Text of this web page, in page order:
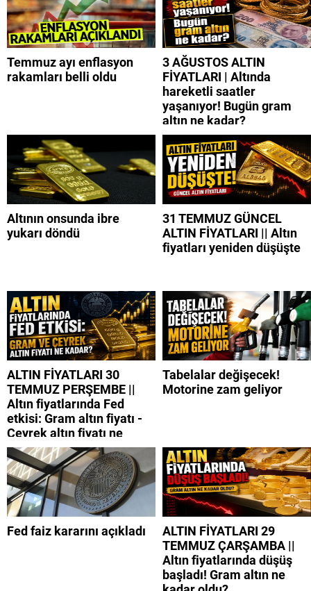
Temmuz ayı enflasyon
rakamları belli oldu
3 AĞUSTOS ALTIN
FİYATLARI | Altında
hareketli saatler
yaşanıyor! Bugün gram
altın ne kadar?
Altının onsunda ibre
yukarı döndü
31 TEMMUZ GÜNCEL
ALTIN FİYATLARI || Altın
fiyatları yeniden düşüşte
ALTIN FİYATLARI 30
TEMMUZ PERŞEMBE ||
Altın fiyatlarında Fed
etkisi: Gram altın fiyatı -
Çeyrek altın fiyatı ne
kadar?
Tabelalar değişecek!
Motorine zam geliyor
Fed faiz kararını açıkladı
ALTIN FİYATLARI 29
TEMMUZ ÇARŞAMBA ||
Altın fiyatlarında düşüş
başladı! Gram altın ne